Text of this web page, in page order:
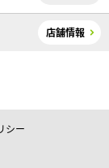
店舗情報
シー